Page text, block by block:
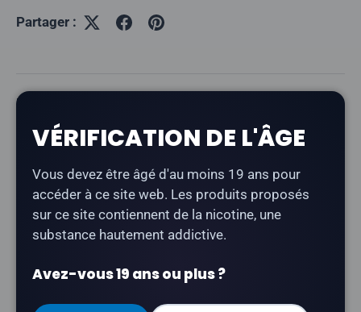
Partager :
Description
La cartouche Level X G2 Ultra 50K « Mega Mango Ice
offre une saveur riche et tropicale de mangue,
rehaussée d'une touche glacée. Elle fait partie de la
gamme originale « Flavour Beast ».
Type de produit :Pod fermé prérempli
Modèle :Level X G2 Ultra 50K Pod
VÉRIFICATION DE L'ÂGE
Vous devez être âgé d'au moins 19 ans pour
accéder à ce site web. Les produits proposés
sur ce site contiennent de la nicotine, une
substance hautement addictive.
Avez-vous 19 ans ou plus ?